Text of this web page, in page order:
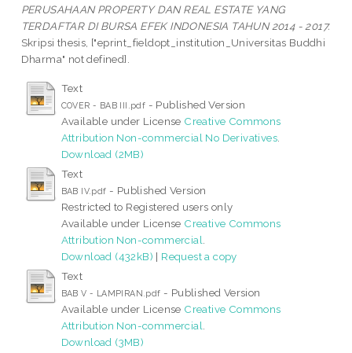
PERUSAHAAN PROPERTY DAN REAL ESTATE YANG
TERDAFTAR DI BURSA EFEK INDONESIA TAHUN 2014 - 2017.
Skripsi thesis, ["eprint_fieldopt_institution_Universitas Buddhi
Dharma" not defined].
Text
COVER - BAB III.pdf - Published Version
Available under License Creative Commons
Attribution Non-commercial No Derivatives
Download (2MB)
Text
BAB IV.pdf - Published Version
Restricted to Registered users only
Available under License Creative Commons
Attribution Non-commercial
Download (432kB) | Request a copy
Text
BAB V - LAMPIRAN.pdf - Published Version
Available under License Creative Commons
Attribution Non-commercial
Download (3MB)